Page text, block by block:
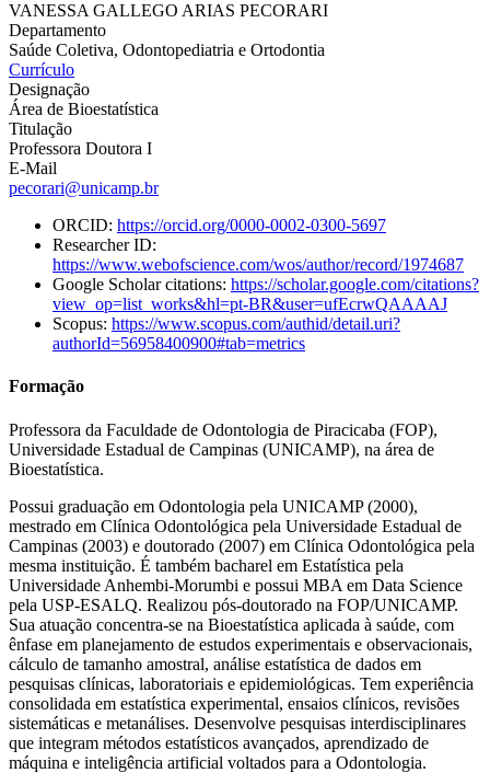
VANESSA GALLEGO ARIAS PECORARI
Departamento
Saúde Coletiva, Odontopediatria e Ortodontia
Currículo
Designação
Área de Bioestatística
Titulação
Professora Doutora I
E-Mail
pecorari@unicamp.br
ORCID: https://orcid.org/0000-0002-0300-5697
Researcher ID:
https://www.webofscience.com/wos/author/record/1974687
Google Scholar citations: https://scholar.google.com/citations?
view_op=list_works&hl=pt-BR&user=ufEcrwQAAAAJ
Scopus: https://www.scopus.com/authid/detail.uri?
authorId=56958400900#tab=metrics
Formação
Professora da Faculdade de Odontologia de Piracicaba (FOP),
Universidade Estadual de Campinas (UNICAMP), na área de
Bioestatística.
Possui graduação em Odontologia pela UNICAMP (2000),
mestrado em Clínica Odontológica pela Universidade Estadual de
Campinas (2003) e doutorado (2007) em Clínica Odontológica pela
mesma instituição. É também bacharel em Estatística pela
Universidade Anhembi-Morumbi e possui MBA em Data Science
pela USP-ESALQ. Realizou pós-doutorado na FOP/UNICAMP.
Sua atuação concentra-se na Bioestatística aplicada à saúde, com
ênfase em planejamento de estudos experimentais e observacionais,
cálculo de tamanho amostral, análise estatística de dados em
pesquisas clínicas, laboratoriais e epidemiológicas. Tem experiência
consolidada em estatística experimental, ensaios clínicos, revisões
sistemáticas e metanálises. Desenvolve pesquisas interdisciplinares
que integram métodos estatísticos avançados, aprendizado de
máquina e inteligência artificial voltados para a Odontologia.